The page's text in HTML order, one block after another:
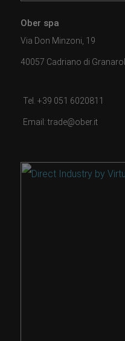
Ober spa
Via Don Minzoni, 19
40057 Cadriano di
Tel. +39 051 6020811
Email: trade@ober.it